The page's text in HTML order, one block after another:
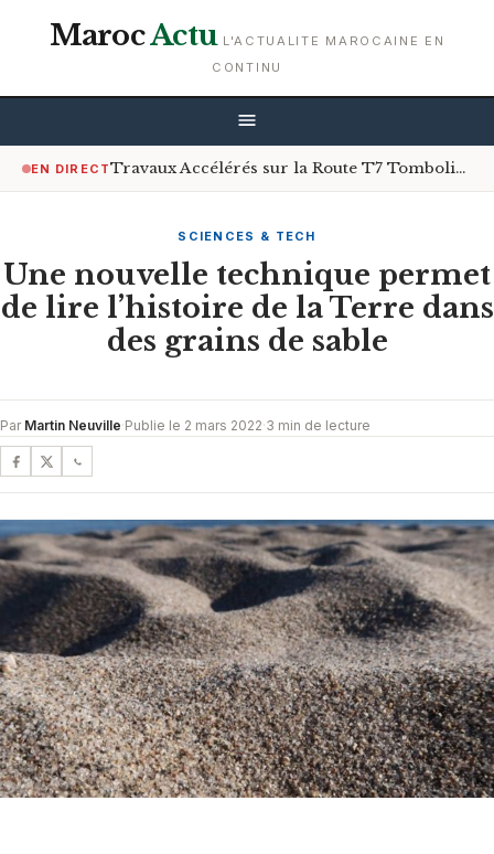
MarocActu L'ACTUALITE MAROCAINE EN
CONTINU
EN DIRECT Travaux Accélérés sur la Route T7 Tombolia à Conakry : Un Soulagement Après des Années de Galère
SCIENCES & TECH
Une nouvelle technique permet
de lire l’histoire de la Terre dans
des grains de sable
Par Martin Neuville·Publie le 2 mars 2022·3 min de lecture